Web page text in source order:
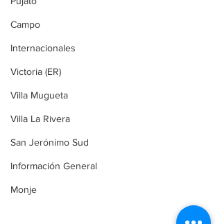
Campo
Internacionales
Victoria (ER)
Villa Mugueta
Villa La Rivera
San Jerónimo Sud
Información General
Monje